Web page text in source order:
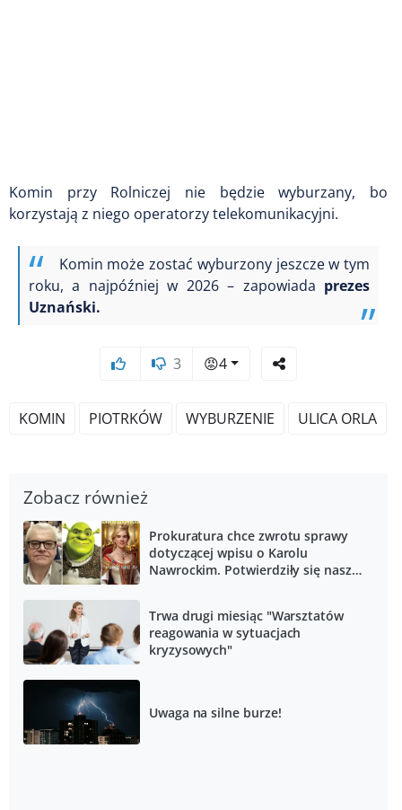
Komin przy Rolniczej nie będzie wyburzany, bo
korzystają z niego operatorzy telekomunikacyjni.
Komin może zostać wyburzony jeszcze w tym
roku, a najpóźniej w 2026 – zapowiada prezes
Uznański.
3 😡4
KOMIN PIOTRKÓW WYBURZENIE ULICA ORLA
Zobacz również
Prokuratura chce zwrotu sprawy
dotyczącej wpisu o Karolu
Nawrockim. Potwierdziły się nasze
Trwa drugi miesiąc "Warsztatów
reagowania w sytuacjach
kryzysowych"
Uwaga na silne burze!